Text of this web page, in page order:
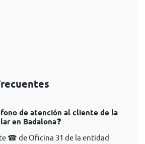
de atención al cliente de la
en Badalona❓
☎ de Oficina 31 de la entidad